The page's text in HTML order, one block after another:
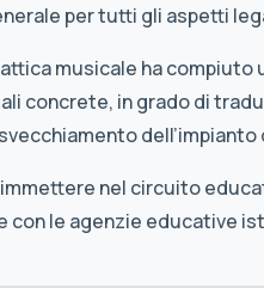
per tutti gli aspetti
musicale ha
concrete, in grado di
nel circuito
con le agenzie educative